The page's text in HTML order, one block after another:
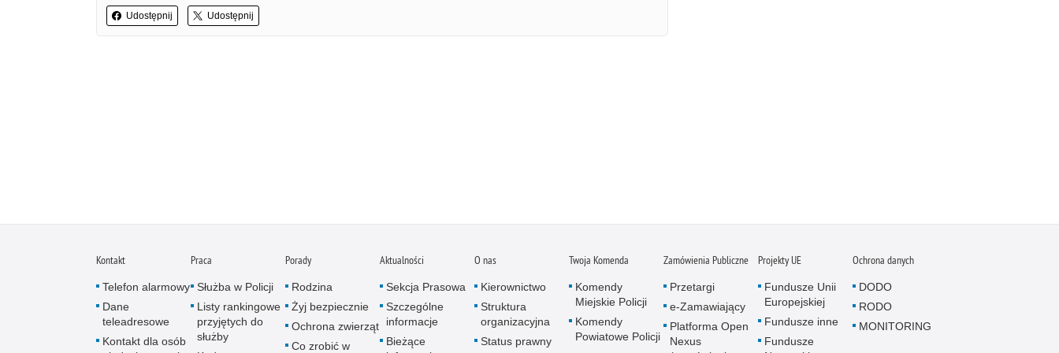
Udostępnij Udostępnij
Kontakt
Telefon alarmowy
Dane
teleadresowe
Kontakt dla osób
Praca
Służba w Policji
Listy rankingowe
przyjętych do
służby
Porady
Rodzina
Żyj bezpiecznie
Ochrona zwierząt
Co zrobić w
Aktualności
Sekcja Prasowa
Szczególne
informacje
Bieżące
O nas
Kierownictwo
Struktura
organizacyjna
Status prawny
Twoja Komenda
Komendy
Miejskie Policji
Komendy
Powiatowe Policji
Zamówienia Publiczne
Przetargi
e-Zamawiający
Platforma Open
Nexus
Projekty UE
Fundusze Unii
Europejskiej
Fundusze inne
Fundusze
Ochrona danych
DODO
RODO
MONITORING